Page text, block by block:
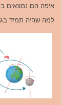
איפה הם נמצאים
למה שהיה תמיד